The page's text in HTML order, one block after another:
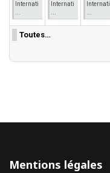
Internati
Internati
Internati
Toutes…
Mentions légales